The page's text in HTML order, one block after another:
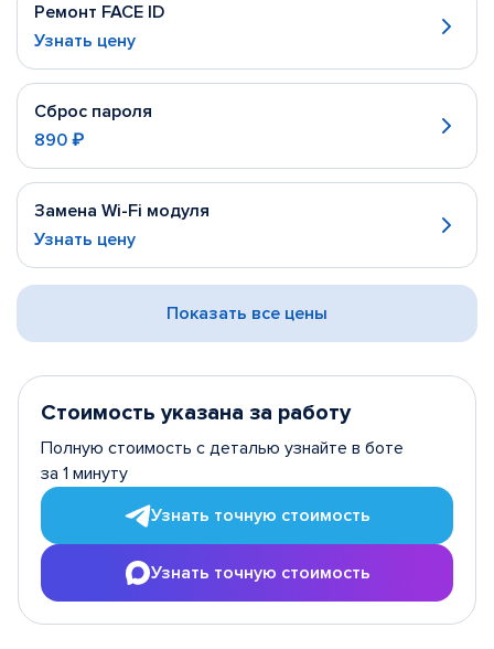
Ремонт FACE ID
Узнать цену
Сброс пароля
890 ₽
Замена Wi-Fi модуля
Узнать цену
Показать все цены
Стоимость указана за работу
Полную стоимость с деталью узнайте в боте
за 1 минуту
Узнать точную стоимость
Узнать точную стоимость